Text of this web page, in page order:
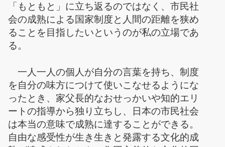
「もともと」に立ち返るのではなく、市民社
会の成熟による国家制度と人間の距離を狭め
ることを目指したいというのが私の立場であ
る。
一人一人の個人が自分の言葉を持ち、制度
を自分の味方につけて使いこなせるようにな
ったとき、家父長的なおせっかいや知的エリ
ートの指導から独り立ちし、日本の市民社会
は本当の意味で成熟に達することができる。
自由な感受性が生き生きと発露する文化的成